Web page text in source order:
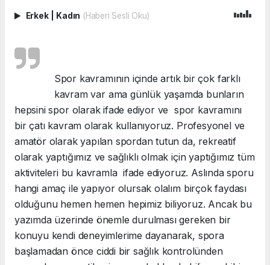
Erkek Kadın (Haberi Sesli Oku)
Spor kavramının içinde artık bir çok farklı
kavram var ama günlük yaşamda bunların
hepsini spor olarak ifade ediyor ve spor kavramını
bir çatı kavram olarak kullanıyoruz. Profesyonel ve
amatör olarak yapılan spordan tutun da, rekreatif
olarak yaptığımız ve sağlıklı olmak için yaptığımız tüm
aktiviteleri bu kavramla ifade ediyoruz. Aslında sporu
hangi amaç ile yapıyor olursak olalım birçok faydası
olduğunu hemen hemen hepimiz biliyoruz. Ancak bu
yazımda üzerinde önemle durulması gereken bir
konuyu kendi deneyimlerime dayanarak, spora
başlamadan önce ciddi bir sağlık kontrolünden